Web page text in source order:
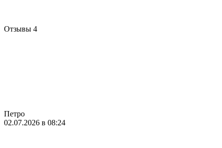
Отзывы 4
Петро
02.07.2026 в 08:24